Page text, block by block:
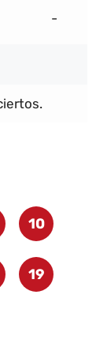
-
10
19